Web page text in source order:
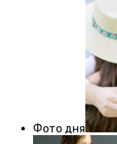
Фото дня